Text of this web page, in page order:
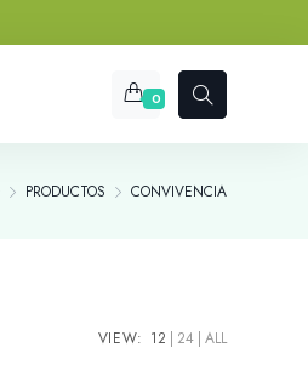
0
PRODUCTOS CONVIVENCIA
VIEW: 12 24 ALL